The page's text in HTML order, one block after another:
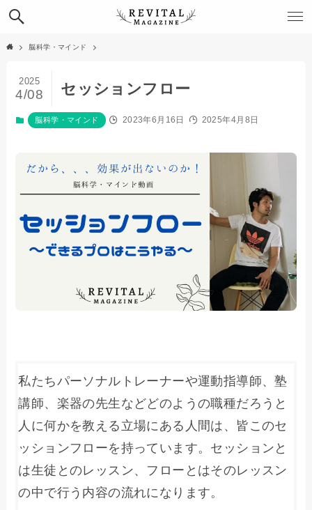
脳科学・マインド
セッションフロー
2025
4/08
脳科学・マインド 2023年6月16日 2025年4月8日
私たちパーソナルトレーナーや運動指導師、塾
講師、楽器の先生などどのようの職種だろうと
人に何かを教える立場にある人間は、皆このセ
ッションフローを持っています。セッションと
は生徒とのレッスン、フローとはそのレッスン
の中で行う内容の流れになります。